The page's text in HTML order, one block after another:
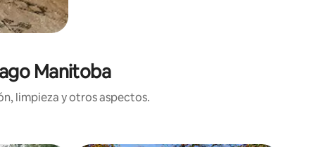
Manitoba
limpieza y otros aspectos.